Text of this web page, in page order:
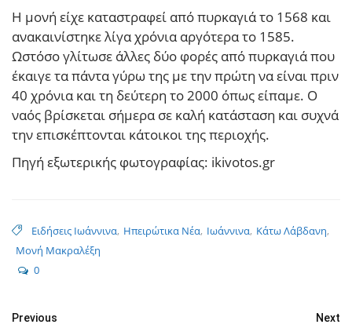
Η μονή είχε καταστραφεί από πυρκαγιά το 1568 και
ανακαινίστηκε λίγα χρόνια αργότερα το 1585.
Ωστόσο γλίτωσε άλλες δύο φορές από πυρκαγιά που
έκαιγε τα πάντα γύρω της με την πρώτη να είναι πριν
40 χρόνια και τη δεύτερη το 2000 όπως είπαμε. Ο
ναός βρίσκεται σήμερα σε καλή κατάσταση και συχνά
την επισκέπτονται κάτοικοι της περιοχής.
Πηγή εξωτερικής φωτογραφίας: ikivotos.gr
Ειδήσεις Ιωάννινα, Ηπειρώτικα Νέα, Ιωάννινα, Κάτω Λάβδανη,
Μονή Μακραλέξη
0
Previous Next